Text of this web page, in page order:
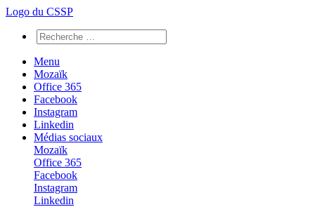
Logo du CSSP
Menu
Mozaïk
Office 365
Facebook
Instagram
Linkedin
Médias sociaux
Mozaïk
Office 365
Facebook
Instagram
Linkedin